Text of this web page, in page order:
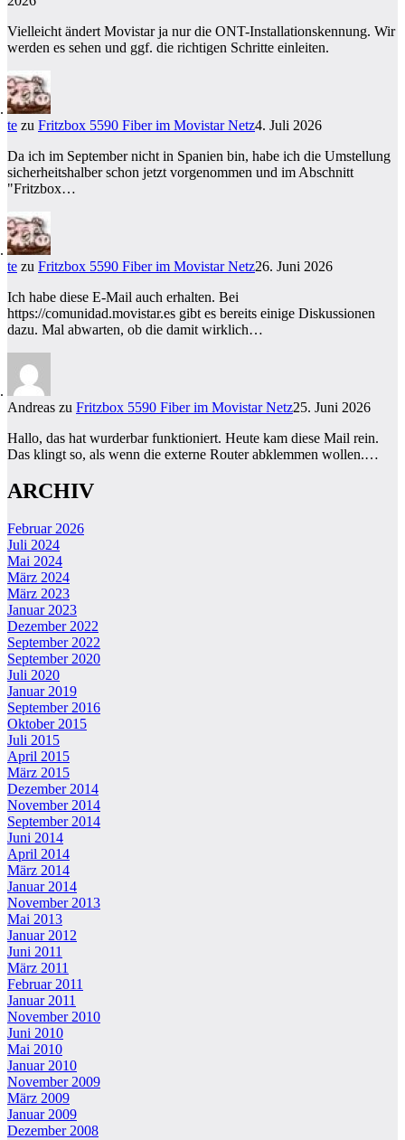
Vielleicht ändert Movistar ja nur die ONT-Installationskennung. Wir
werden es sehen und ggf. die richtigen Schritte einleiten.
te zu Fritzbox 5590 Fiber im Movistar Netz4. Juli 2026
Da ich im September nicht in Spanien bin, habe ich die Umstellung
sicherheitshalber schon jetzt vorgenommen und im Abschnitt
"Fritzbox…
te zu Fritzbox 5590 Fiber im Movistar Netz26. Juni 2026
Ich habe diese E-Mail auch erhalten. Bei
https://comunidad.movistar.es gibt es bereits einige Diskussionen
dazu. Mal abwarten, ob die damit wirklich…
Andreas zu Fritzbox 5590 Fiber im Movistar Netz25. Juni 2026
Hallo, das hat wurderbar funktioniert. Heute kam diese Mail rein.
Das klingt so, als wenn die externe Router abklemmen wollen.…
ARCHIV
Februar 2026
Juli 2024
Mai 2024
März 2024
März 2023
Januar 2023
Dezember 2022
September 2022
September 2020
Juli 2020
Januar 2019
September 2016
Oktober 2015
Juli 2015
April 2015
März 2015
Dezember 2014
November 2014
September 2014
Juni 2014
April 2014
März 2014
Januar 2014
November 2013
Mai 2013
Januar 2012
Juni 2011
März 2011
Februar 2011
Januar 2011
November 2010
Juni 2010
Mai 2010
Januar 2010
November 2009
März 2009
Januar 2009
Dezember 2008